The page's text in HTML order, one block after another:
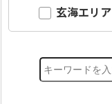
玄海エリア